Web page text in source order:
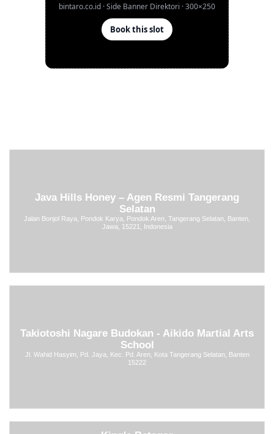
Java Hills Honey – Agen Resmi Tangerang
Selatan
Jalan Bonjol Raya, Pondok Karya, Pondok Aren, Tangerang Selatan, Banten,
Jawa, 15221, Indonesia
Takiotoshi Nagare Budokan - Aikido Martial Arts
School
Jl. Wahid Hasyim, Pd. Jaya, Kec. Pd. Aren, Kota Tangerang Selatan, Banten
15222